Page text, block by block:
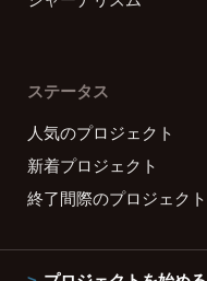
ステータス
人気のプロジェクト
新着プロジェクト
終了間際のプロジェクト